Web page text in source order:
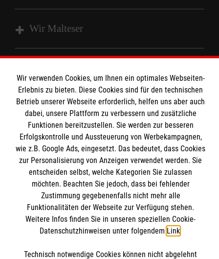
Wir Malteser
Angebote & Leistungen
Kursangebote
Mitarbeiten
Wir Malteser
Informationen
Kontakt
Impressum
Datenschutz
Barrierefreiheit
Interner Bereich
Malteser online
Malteserorden
Malteser Jugend
Malteser International
Sharepoint
Spendenkonto
Empfänger: Malteser Hilfsdienst e.V.
BIC: GENODED 1PAX
Wir verwenden Cookies, um Ihnen ein optimales Webseiten-
Erlebnis zu bieten. Diese Cookies sind für den technischen
Betrieb unserer Webseite erforderlich, helfen uns aber auch
dabei, unsere Plattform zu verbessern und zusätzliche
Funktionen bereitzustellen. Sie werden zur besseren
Erfolgskontrolle und Aussteuerung von Werbekampagnen,
wie z.B. Google Ads, eingesetzt. Das bedeutet, dass Cookies
zur Personalisierung von Anzeigen verwendet werden. Sie
entscheiden selbst, welche Kategorien Sie zulassen
möchten. Beachten Sie jedoch, dass bei fehlender
Zustimmung gegebenenfalls nicht mehr alle
Funktionalitäten der Webseite zur Verfügung stehen.
Weitere Infos finden Sie in unseren speziellen Cookie-
Datenschutzhinweisen unter folgendem Link.
Technisch notwendige Cookies können nicht abgelehnt